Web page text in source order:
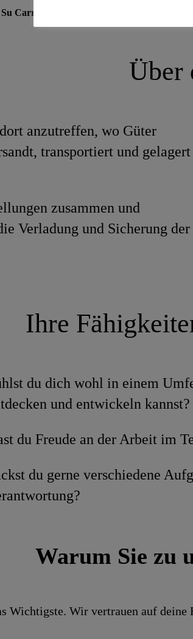
Su Carrera en Sika
Über
anzutreffen, wo Güter
transportiert und gelagert
zusammen und
Verladung und Sicherung der
Ihre
du dich wohl in einem
und entwickeln kannst?
du Freude an der Arbeit im
du gerne verschiedene
Warum Sie zu
Wichtigste. Wir vertrauen auf